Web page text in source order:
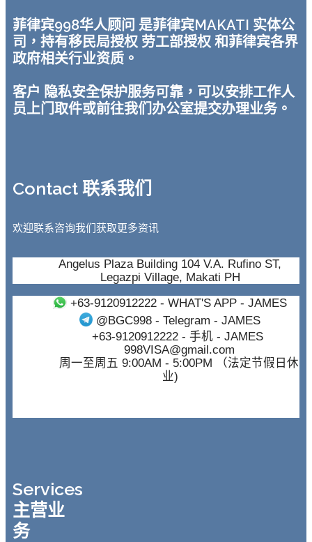
菲律宾998华人顾问 是菲律宾MAKATI 实体公
司，持有移民局授权 劳工部授权 和菲律宾各界
政府相关行业资质。
客户 隐私安全保护服务可靠，可以安排工作人
员上门取件或前往我们办公室提交办理业务。
Contact 联系我们
欢迎联系咨询我们获取更多资讯
Angelus Plaza Building 104 V.A. Rufino ST,
Legazpi Village, Makati PH
+63-9120912222- WHAT'S APP - JAMES
@BGC998 - Telegram - JAMES
+63-9120912222- 手机 - JAMES
998VISA@gmail.com
周一至周五 9:00AM - 5:00PM （法定节假日休
业)
Services
主营业
务